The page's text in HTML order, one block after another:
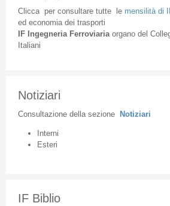
Cliccaper consultare tuttele mensilità di
ed economia dei trasporti
IF Ingegneria Ferroviaria organodel
Italiani
Notiziari
Consultazione della sezione Notiziari
Interni
Esteri
IF Biblio